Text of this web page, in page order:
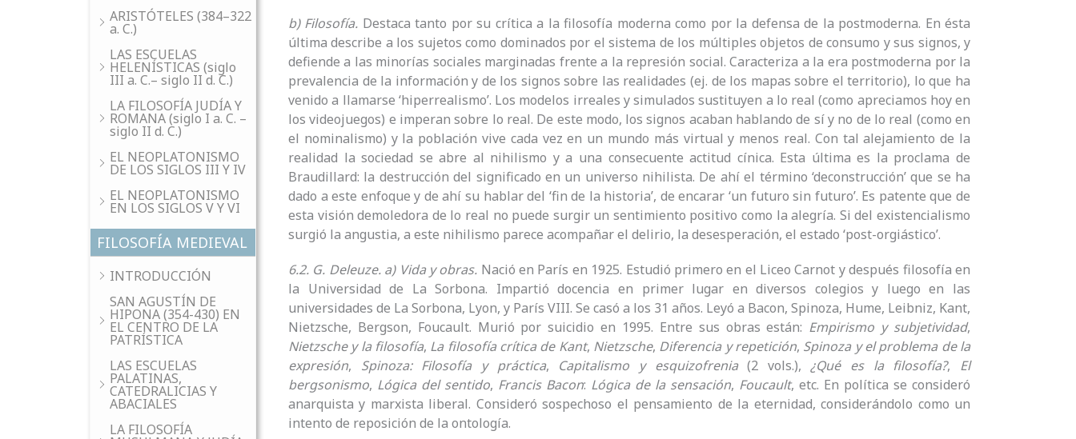
ARISTÓTELES (384–322
a. C.)
LAS ESCUELAS
HELENÍSTICAS (siglo
III a. C.– siglo II d. C.)
LA FILOSOFÍA JUDÍA Y
ROMANA (siglo I a. C. –
siglo II d. C.)
EL NEOPLATONISMO
DE LOS SIGLOS III Y IV
EL NEOPLATONISMO
EN LOS SIGLOS V Y VI
FILOSOFÍA MEDIEVAL
INTRODUCCIÓN
SAN AGUSTÍN DE
HIPONA (354-430) EN
EL CENTRO DE LA
PATRÍSTICA
LAS ESCUELAS
PALATINAS,
CATEDRALICIAS Y
ABACIALES
LA FILOSOFÍA
b) Filosofía. Destaca tanto por su crítica a la filosofía moderna como por la defensa de la postmoderna. En ésta
última describe a los sujetos como dominados por el sistema de los múltiples objetos de consumo y sus signos, y
defiende a las minorías sociales marginadas frente a la represión social. Caracteriza a la era postmoderna por la
prevalencia de la información y de los signos sobre las realidades (ej. de los mapas sobre el territorio), lo que ha
venido a llamarse ‘hiperrealismo’. Los modelos irreales y simulados sustituyen a lo real (como apreciamos hoy en
los videojuegos) e imperan sobre lo real. De este modo, los signos acaban hablando de sí y no de lo real (como en
el nominalismo) y la población vive cada vez en un mundo más virtual y menos real. Con tal alejamiento de la
realidad la sociedad se abre al nihilismo y a una consecuente actitud cínica. Esta última es la proclama de
Braudillard: la destrucción del significado en un universo nihilista. De ahí el término ‘deconstrucción’ que se ha
dado a este enfoque y de ahí su hablar del ‘fin de la historia’, de encarar ‘un futuro sin futuro’. Es patente que de
esta visión demoledora de lo real no puede surgir un sentimiento positivo como la alegría. Si del existencialismo
surgió la angustia, a este nihilismo parece acompañar el delirio, la desesperación, el estado ‘post-orgiástico’.
6.2. G. Deleuze. a) Vida y obras. Nació en París en 1925. Estudió primero en el Liceo Carnot y después filosofía en
la Universidad de La Sorbona. Impartió docencia en primer lugar en diversos colegios y luego en las
universidades de La Sorbona, Lyon, y París VIII. Se casó a los 31 años. Leyó a Bacon, Spinoza, Hume, Leibniz, Kant,
Nietzsche, Bergson, Foucault. Murió por suicidio en 1995. Entre sus obras están: Empirismo y subjetividad,
Nietzsche y la filosofía, La filosofía crítica de Kant, Nietzsche, Diferencia y repetición, Spinoza y el problema de la
expresión, Spinoza: Filosofía y práctica, Capitalismo y esquizofrenia(2 vols.),¿Qué es la filosofía?, El
bergsonismo, Lógica del sentido, Francis Bacon: Lógica de la sensación, Foucault, etc. En política se consideró
anarquista y marxista liberal. Consideró sospechoso el pensamiento de la eternidad, considerándolo como un
intento de reposición de la ontología.